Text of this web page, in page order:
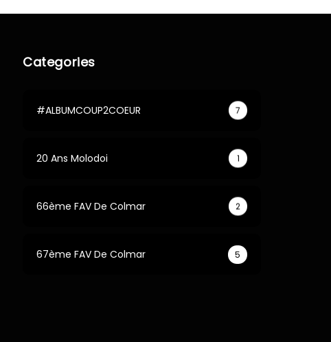
Categories
#ALBUMCOUP2COEUR 7
20 Ans Molodoi 1
66ème FAV De Colmar 2
67ème FAV De Colmar 5